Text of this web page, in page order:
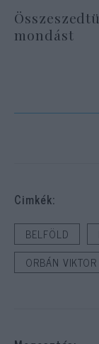
mondást
Cimkék:
BELFÖLD
ORBÁN VIKTOR